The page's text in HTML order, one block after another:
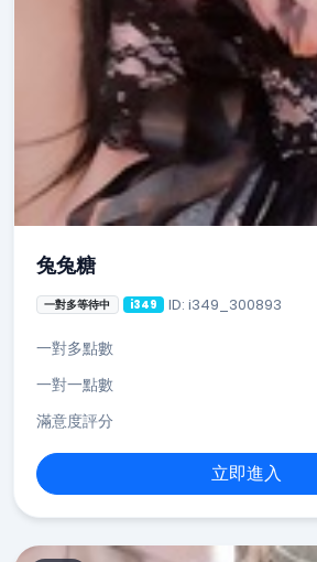
兔兔糖
一對多等待中 i349 ID: i349_300893
一對多點數
一對一點數
滿意度評分
立即進入